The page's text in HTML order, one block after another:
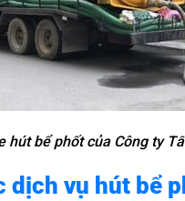
hút bể phốt của Công ty
dịch vụ hút bể